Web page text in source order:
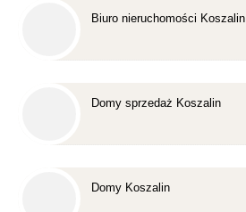
Biuro nieruchomości Koszalin
Domy sprzedaż Koszalin
Domy Koszalin